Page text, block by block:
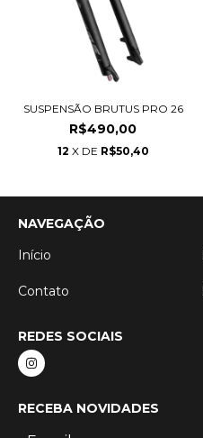
SUSPENSÃO BRUTUS PRO 26
R$490,00
12 X DE R$50,40
NAVEGAÇÃO
Início
Contato
REDES SOCIAIS
RECEBA NOVIDADES